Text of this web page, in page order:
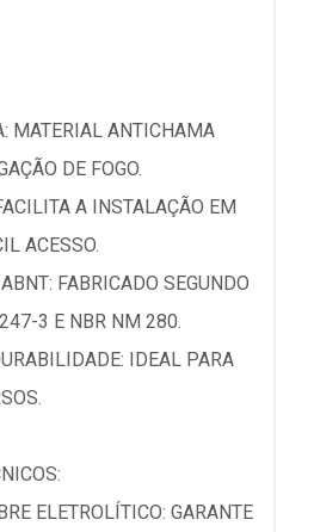
MATERIAL ANTICHAMA
DE FOGO.
A INSTALAÇÃO EM
ACESSO.
FABRICADO SEGUNDO
3 E NBR NM 280.
IDEAL PARA
ELETROLÍTICO: GARANTE